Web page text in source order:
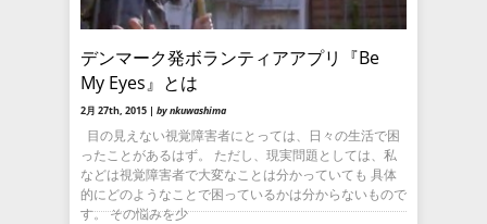
デンマーク発ボランティアアプリ『Be
My Eyes』とは
2月 27th, 2015 | by nkuwashima
目の見えない視覚障害者にとっては、日々の生活で困
ったことがあるはず。 ただし、現実問題としては、私
などは視覚障害者で大変なことは分かっていても 具体
的にどのようなことで困っているかは分からないもので
す。 その悩みを少